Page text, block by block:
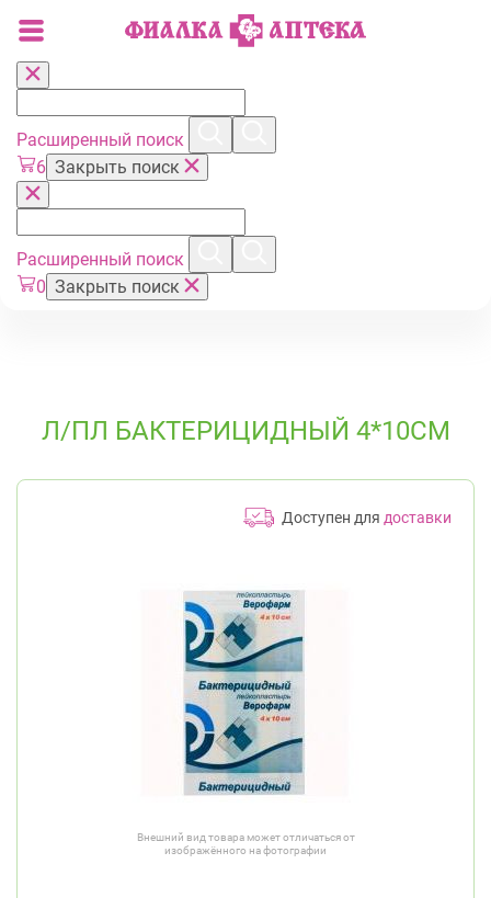
Расширенный поиск
6 Закрыть поиск
Расширенный поиск
0 Закрыть поиск
Л/ПЛ БАКТЕРИЦИДНЫЙ 4*10СМ
Доступен для доставки
Внешний вид товара может отличаться от
изображённого на фотографии